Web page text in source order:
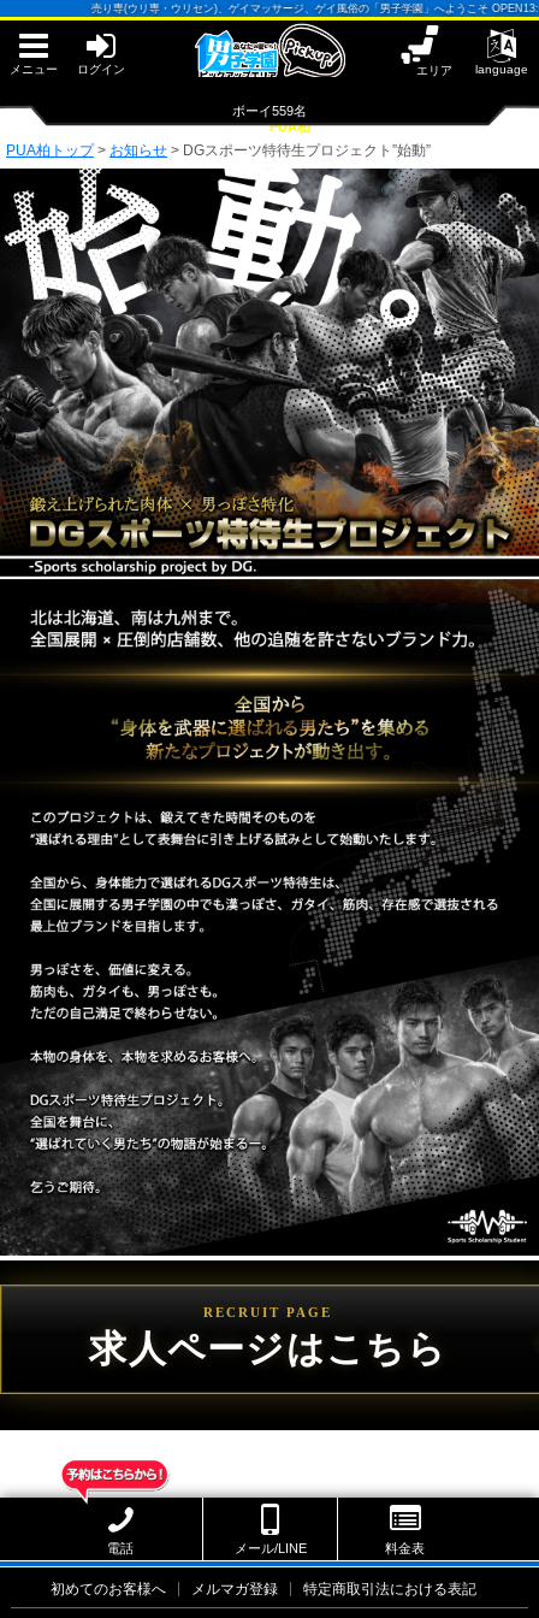
売り専(ウリ専・ウリセン)、ゲイマッサージ、ゲイ風俗の「男子学園」へようこそ
PUA柏
メニュー ログイン エリア language
ボーイ559名
サテライト大宮
PUA柏
PUA'赤羽
PUA'八重洲
PUA'池袋
PUA'新橋
PUA'蒲田
PUA'羽田
PUA立川
PUA四日市
PUA津
×閉じる
PUA和歌山
PUA奈良
PUA加古川
PUA姫路
×閉じる
PUA鹿児島
PUA柏トップ> お知らせ > DGスポーツ特待生プロジェクト”始動”
電話 メール/LINE 料金表
初めてのお客様へ メルマガ登録 特定商取引法における表記